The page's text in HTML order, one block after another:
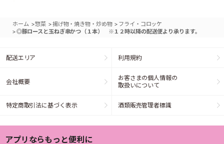
ホーム >惣菜 >揚げ物・焼き物・炒め物 > フライ・コロッケ
>◎豚ロースと玉ねぎ串かつ（１本） ※１２時以降の配送便より承ります。
配送エリア 利用規約
会社概要
お客さまの個人情報の
取扱いについて
特定商取引法に基づく表示 酒類販売管理者標識
アプリならもっと便利に